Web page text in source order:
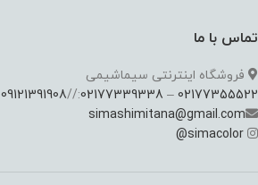
تماس با ما
فروشگاه اینترنتی سیماشیمی
02177355522
–
02177339338
://
09121391908
simashimitana@gmail.com
simacolor
@